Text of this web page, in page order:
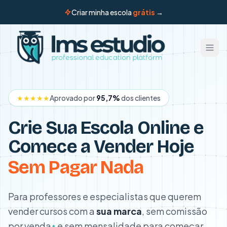
Criar minha escola grátis →
★★★★★Aprovado por95,7%dos clientes
Crie Sua Escola Online e
Comece a Vender Hoje
Sem Pagar Nada
Para professores e especialistas que querem
vender cursos com a sua marca, sem comissão